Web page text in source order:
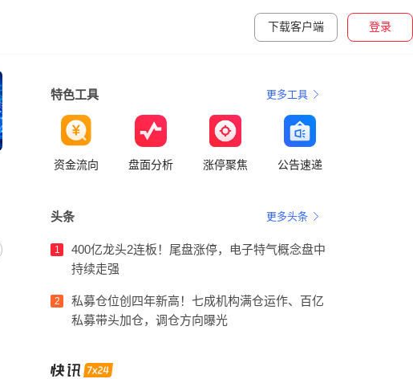
下载客户端 登录
特色工具 更多工具
资金流向 盘面分析 涨停聚焦 公告速递
头条 更多头条
1
400亿龙头2连板！尾盘涨停，电子特气概念盘中
持续走强
2
私募仓位创四年新高！七成机构满仓运作、百亿
私募带头加仓，调仓方向曝光